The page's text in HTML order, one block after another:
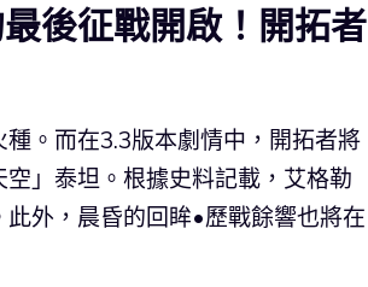
後征戰開啟！開拓者
。而在3.3版本劇情中，開拓者將
」泰坦。根據史料記載，艾格勒
外，晨昏的回眸•歷戰餘響也將在